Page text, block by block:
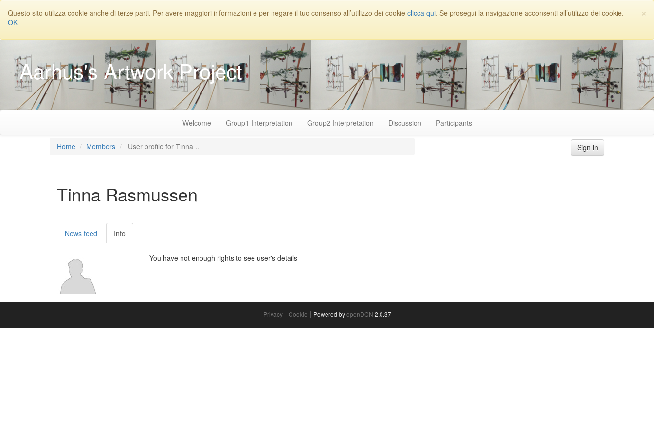
×
Questo sito utilizza cookie anche di terze parti. Per avere maggiori informazioni e per negare il tuo consenso all’utilizzo dei cookie clicca qui. Se prosegui la navigazione acconsenti all’utilizzo dei cookie.
OK
Aarhus's Artwork Project
Welcome Group1 Interpretation Group2 Interpretation Discussion Participants
Home Members User profile for Tinna ... Sign in
Tinna Rasmussen
News feed Info
You have not enough rights to see user's details
Privacy - Cookie | Powered byopenDCN 2.0.37